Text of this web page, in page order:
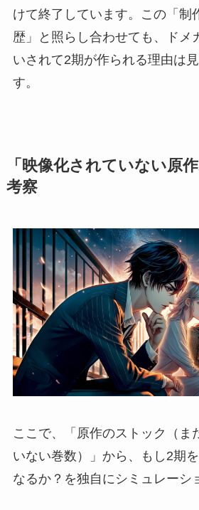
けて終了しています。この「制
歴」と照らし合わせても、ドメ
いされて2期が作られる理由は
す。
「映像化されていない原
考察
ここで、「原作のストック（ま
いない巻数）」から、もし2期
なるか？を独自にシミュレーシ